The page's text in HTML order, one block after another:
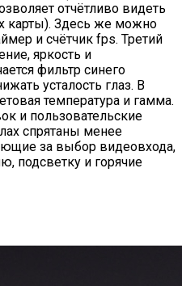
отчётливо видеть
карты). Здесь же можно
и счётчик fps. Третий
яркость и
фильтр синего
усталость глаз. В
температура и гамма.
и пользовательские
спрятаны менее
за выбор видеовхода,
подсветку и горячие